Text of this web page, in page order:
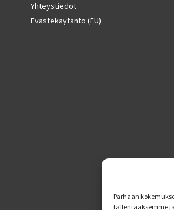
Parhaan
tallentaaksemme
Yhteystiedot
Evästekäytäntö (EU)